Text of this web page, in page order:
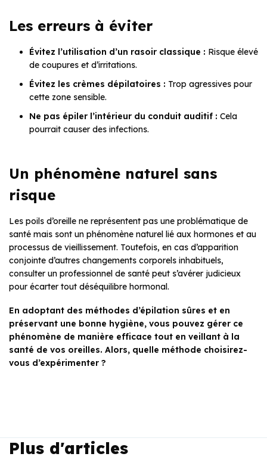
Les erreurs à éviter
Évitez l’utilisation d’un rasoir classique : Risque élevé
de coupures et d’irritations.
Évitez les crèmes dépilatoires : Trop agressives pour
cette zone sensible.
Ne pas épiler l’intérieur du conduit auditif : Cela
pourrait causer des infections.
Un phénomène naturel sans
risque
Les poils d’oreille ne représentent pas une problématique de
santé mais sont un phénomène naturel lié aux hormones et au
processus de vieillissement. Toutefois, en cas d’apparition
conjointe d’autres changements corporels inhabituels,
consulter un professionnel de santé peut s’avérer judicieux
pour écarter tout déséquilibre hormonal.
En adoptant des méthodes d’épilation sûres et en
préservant une bonne hygiène, vous pouvez gérer ce
phénomène de manière efficace tout en veillant à la
santé de vos oreilles. Alors, quelle méthode choisirez-
vous d’expérimenter ?
Plus d'articles